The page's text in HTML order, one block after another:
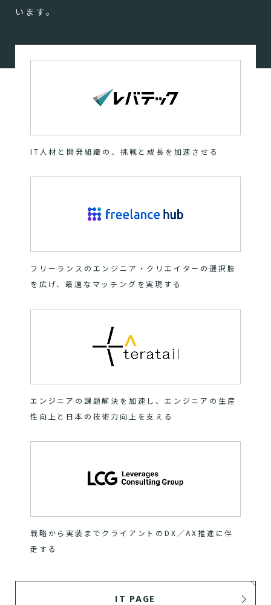
います。
IT人材と開発組織の、挑戦と成長を加速させる
フリーランスのエンジニア・クリエイターの選択肢
を広げ、最適なマッチングを実現する
エンジニアの課題解決を加速し、エンジニアの生産
性向上と日本の技術力向上を支える
戦略から実装までクライアントのDX／AX推進に伴
走する
IT PAGE